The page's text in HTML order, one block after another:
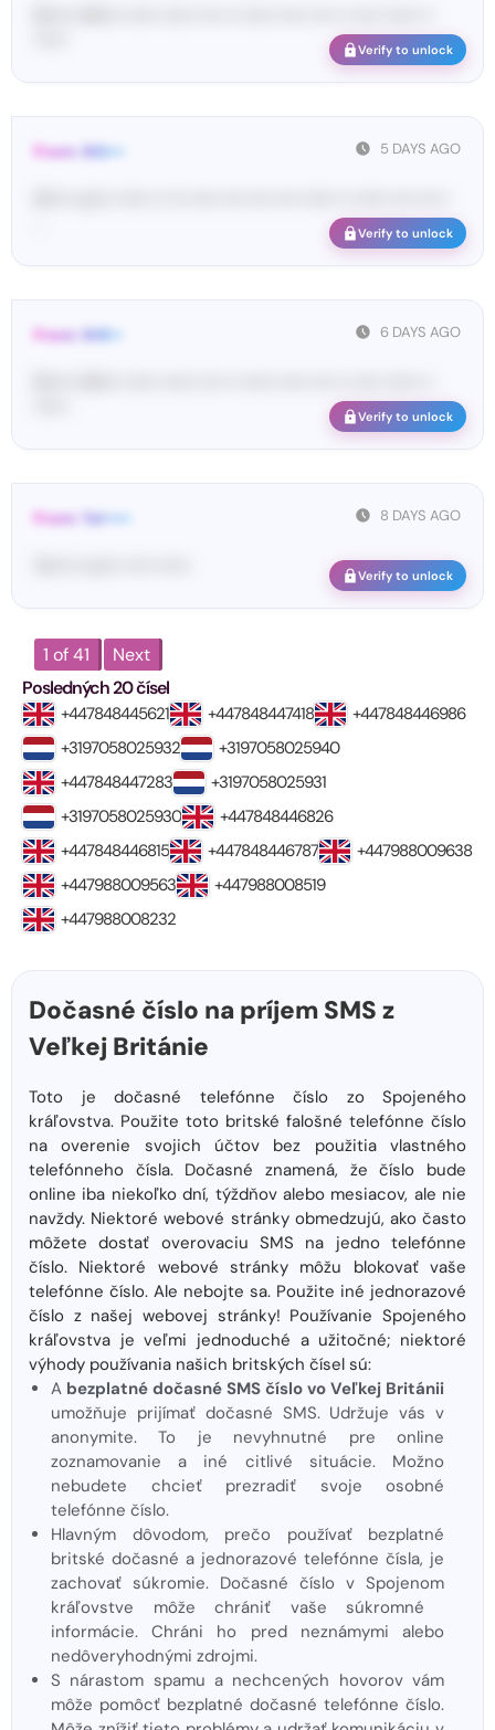
Verify to unlock
5 DAYS AGO
From: SIG•••
Verify to unlock
6 DAYS AGO
From: SHE••
Verify to unlock
8 DAYS AGO
From: Tel•••••
Verify to unlock
1 of 41
Next
Posledných 20 čísel
+447848445621 +447848447418
+447848446986
+3197058025932
+3197058025940
+447848447283
+3197058025931
+3197058025930
+447848446826
+447848446815
+447848446787
+447988009638
+447988009563
+447988008519
+447988008232
Dočasné číslo na príjem SMS z
Veľkej Británie
Toto je dočasné telefónne číslo zo Spojeného
kráľovstva. Použite toto britské falošné telefónne číslo
na overenie svojich účtov bez použitia vlastného
telefónneho čísla. Dočasné znamená, že číslo bude
online iba niekoľko dní, týždňov alebo mesiacov, ale nie
navždy. Niektoré webové stránky obmedzujú, ako často
môžete dostať overovaciu SMS na jedno telefónne
číslo. Niektoré webové stránky môžu blokovať vaše
telefónne číslo. Ale nebojte sa. Použite iné jednorazové
číslo z našej webovej stránky! Používanie Spojeného
kráľovstva je veľmi jednoduché a užitočné; niektoré
výhody používania našich britských čísel sú:
A bezplatné dočasné SMS číslo vo Veľkej Británii
umožňuje prijímať dočasné SMS. Udržuje vás v
anonymite. To je nevyhnutné pre online
zoznamovanie a iné citlivé situácie. Možno
nebudete chcieť prezradiť svoje osobné
telefónne číslo.
Hlavným dôvodom, prečo používať bezplatné
britské dočasné a jednorazové telefónne čísla, je
zachovať súkromie. Dočasné číslo v Spojenom
kráľovstve môže chrániť vaše súkromné ​​
informácie. Chráni ho pred neznámymi alebo
nedôveryhodnými zdrojmi.
S nárastom spamu a nechcených hovorov vám
môže pomôcť bezplatné dočasné telefónne číslo.